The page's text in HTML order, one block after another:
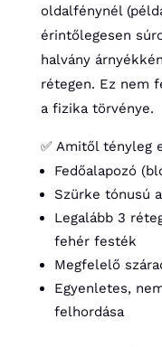
oldalfénynél
érintőlegesen
halvány
rétegen. Ez nem
a fizika törvénye.
✅ Amitől tényleg
Fedőalapozó
Szürke tónusú
Legalább 3
fehér festék
Megfelelő
Egyenletes,
felhordása